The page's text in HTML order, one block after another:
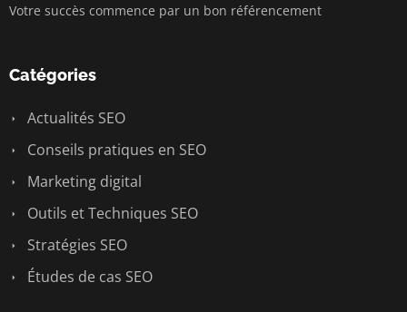
Votre succès commence par un bon référencement
Catégories
Actualités SEO
Conseils pratiques en SEO
Marketing digital
Outils et Techniques SEO
Stratégies SEO
Études de cas SEO